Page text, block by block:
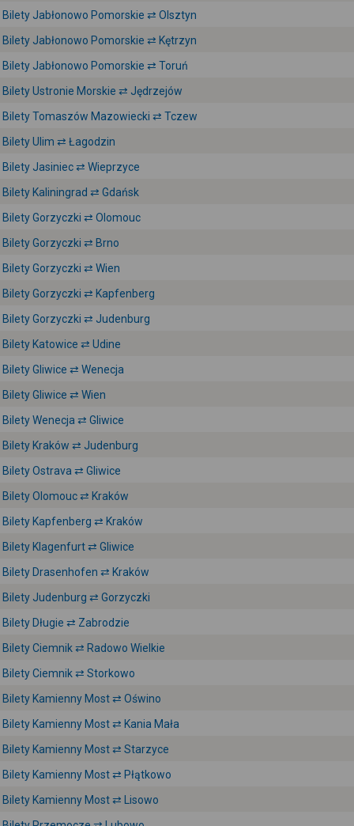
Bilety Jabłonowo Pomorskie ⇄ Olsztyn
Bilety Jabłonowo Pomorskie ⇄ Kętrzyn
Bilety Jabłonowo Pomorskie ⇄ Toruń
Bilety Ustronie Morskie ⇄ Jędrzejów
Bilety Tomaszów Mazowiecki ⇄ Tczew
Bilety Ulim ⇄ Łagodzin
Bilety Jasiniec ⇄ Wieprzyce
Bilety Kaliningrad ⇄ Gdańsk
Bilety Gorzyczki ⇄ Olomouc
Bilety Gorzyczki ⇄ Brno
Bilety Gorzyczki ⇄ Wien
Bilety Gorzyczki ⇄ Kapfenberg
Bilety Gorzyczki ⇄ Judenburg
Bilety Katowice ⇄ Udine
Bilety Gliwice ⇄ Wenecja
Bilety Gliwice ⇄ Wien
Bilety Wenecja ⇄ Gliwice
Bilety Kraków ⇄ Judenburg
Bilety Ostrava ⇄ Gliwice
Bilety Olomouc ⇄ Kraków
Bilety Kapfenberg ⇄ Kraków
Bilety Klagenfurt ⇄ Gliwice
Bilety Drasenhofen ⇄ Kraków
Bilety Judenburg ⇄ Gorzyczki
Bilety Długie ⇄ Zabrodzie
Bilety Ciemnik ⇄ Radowo Wielkie
Bilety Ciemnik ⇄ Storkowo
Bilety Kamienny Most ⇄ Oświno
Bilety Kamienny Most ⇄ Kania Mała
Bilety Kamienny Most ⇄ Starzyce
Bilety Kamienny Most ⇄ Płątkowo
Bilety Kamienny Most ⇄ Lisowo